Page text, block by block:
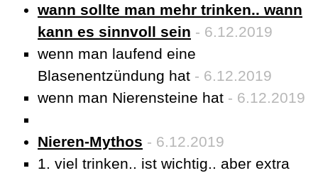
wann sollte man mehr trinken.. wann
kann es sinnvoll sein - 6.12.2019
wenn man laufend eine
Blasenentzündung hat - 6.12.2019
wenn man Nierensteine hat - 6.12.2019
Nieren-Mythos - 6.12.2019
1. viel trinken.. ist wichtig.. aber extra